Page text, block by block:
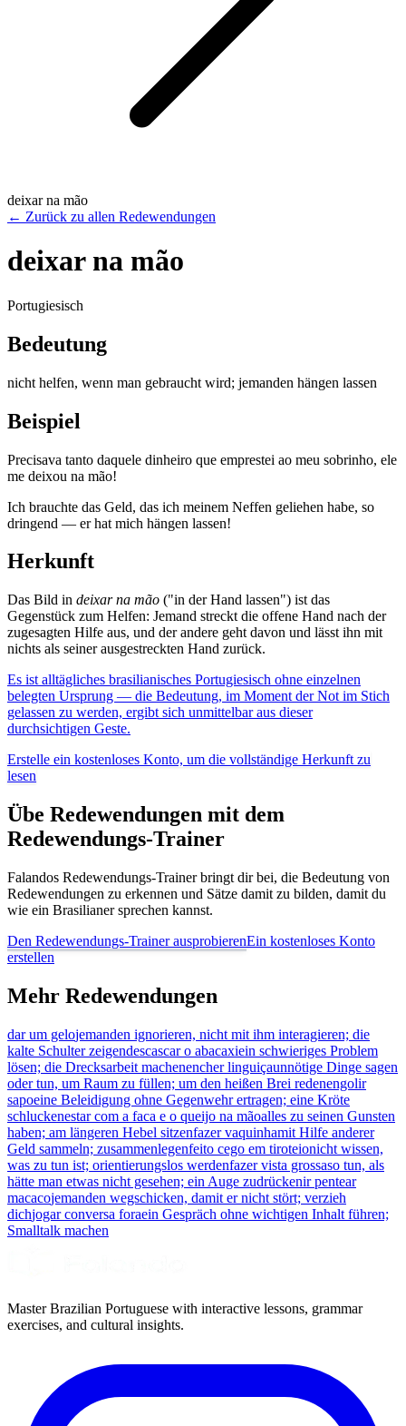
deixar na mão
← Zurück zu allen Redewendungen
deixar na mão
Portugiesisch
Bedeutung
nicht helfen, wenn man gebraucht wird; jemanden hängen lassen
Beispiel
Precisava tanto daquele dinheiro que emprestei ao meu sobrinho, ele
me deixou na mão!
Ich brauchte das Geld, das ich meinem Neffen geliehen habe, so
dringend — er hat mich hängen lassen!
Herkunft
Das Bild in deixar na mão ("in der Hand lassen") ist das
Gegenstück zum Helfen: Jemand streckt die offene Hand nach der
zugesagten Hilfe aus, und der andere geht davon und lässt ihn mit
nichts als seiner ausgestreckten Hand zurück.
Es ist alltägliches brasilianisches Portugiesisch ohne einzelnen
belegten Ursprung — die Bedeutung, im Moment der Not im Stich
gelassen zu werden, ergibt sich unmittelbar aus dieser
durchsichtigen Geste.
Erstelle ein kostenloses Konto, um die vollständige Herkunft zu
lesen
Übe Redewendungen mit dem
Redewendungs-Trainer
Falandos Redewendungs-Trainer bringt dir bei, die Bedeutung von
Redewendungen zu erkennen und Sätze damit zu bilden, damit du
wie ein Brasilianer sprechen kannst.
Den Redewendungs-Trainer ausprobierenEin kostenloses Konto
erstellen
Mehr Redewendungen
dar um gelojemanden ignorieren, nicht mit ihm interagieren; die
kalte Schulter zeigendescascar o abacaxiein schwieriges Problem
lösen; die Drecksarbeit machenencher linguiçaunnötige Dinge sagen
oder tun, um Raum zu füllen; um den heißen Brei redenengolir
sapoeine Beleidigung ohne Gegenwehr ertragen; eine Kröte
schluckenestar com a faca e o queijo na mãoalles zu seinen Gunsten
haben; am längeren Hebel sitzenfazer vaquinhamit Hilfe anderer
Geld sammeln; zusammenlegenfeito cego em tiroteionicht wissen,
was zu tun ist; orientierungslos werdenfazer vista grossaso tun, als
hätte man etwas nicht gesehen; ein Auge zudrückenir pentear
macacojemanden wegschicken, damit er nicht stört; verzieh
dichjogar conversa foraein Gespräch ohne wichtigen Inhalt führen;
Smalltalk machen
Master Brazilian Portuguese with interactive lessons, grammar
exercises, and cultural insights.